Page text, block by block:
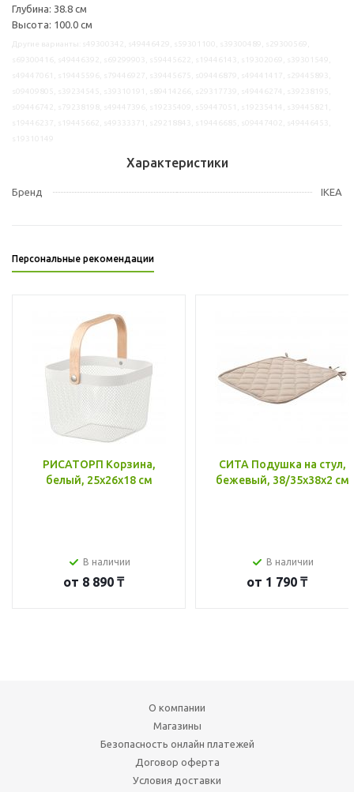
Глубина: 38.8 см
Высота: 100.0 см
Характеристики
Бренд IKEA
Персональные рекомендации
РИСАТОРП Корзина,
белый, 25x26x18 см
В наличии
от 8 890 ₸
СИТА Подушка на стул,
бежевый, 38/35x38x2 см
В наличии
от 1 790 ₸
О компании
Магазины
Безопасность онлайн платежей
Договор оферта
Условия доставки